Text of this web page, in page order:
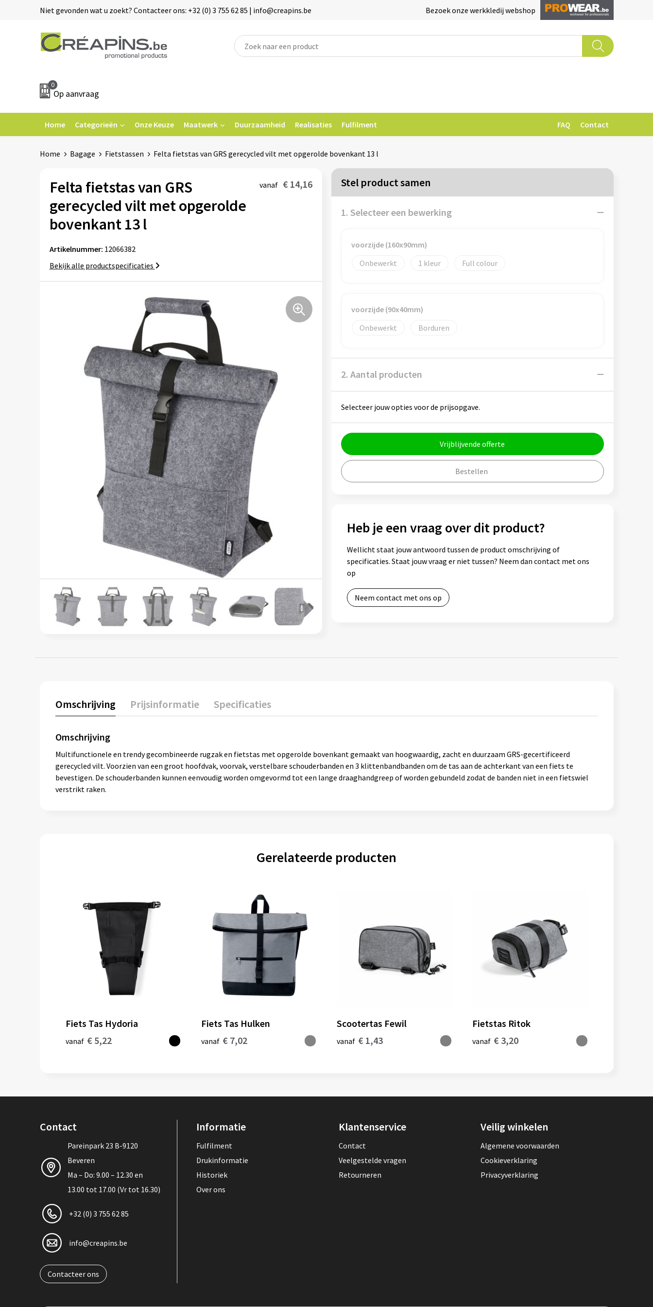
Niet gevonden wat u zoekt? Contacteer ons: +32 (0) 3 755 62 85 | info@creapins.be Bezoek onze werkkledij webshop
0
Op aanvraag
Home Categorieën Onze Keuze Maatwerk Duurzaamheid Realisaties Fulfilment FAQ Contact
Home Bagage Fietstassen Felta fietstas van GRS gerecycled vilt met opgerolde bovenkant 13 l
Felta fietstas van GRS
gerecycled vilt met opgerolde
bovenkant 13 l
vanaf € 14,16
Artikelnummer: 12066382
Bekijk alle productspecificaties
Stel product samen
1. Selecteer een bewerking
voorzijde (160x90mm)
Onbewerkt
1 Full colour
voorzijde (90x40mm)
Onbewerkt
Borduren
2. Aantal producten
Selecteer jouw opties voor de prijsopgave.
Vrijblijvende offerte
Bestellen
Heb je een vraag over dit product?
Wellicht staat jouw antwoord tussen de product omschrijving of
specificaties. Staat jouw vraag er niet tussen? Neem dan contact met ons
op
Neem contact met ons op
Omschrijving Prijsinformatie Specificaties
Omschrijving
Multifunctionele en trendy gecombineerde rugzak en fietstas met opgerolde bovenkant gemaakt van hoogwaardig, zacht en duurzaam GRS-gecertificeerd
gerecycled vilt. Voorzien van een groot hoofdvak, voorvak, verstelbare schouderbanden en 3 klittenbandbanden om de tas aan de achterkant van een fiets te
bevestigen. De schouderbanden kunnen eenvoudig worden omgevormd tot een lange draaghandgreep of worden gebundeld zodat de banden niet in een fietswiel
verstrikt raken.
Gerelateerde producten
Fiets Tas Hydoria
vanaf € 5,22
Fiets Tas Hulken
vanaf € 7,02
Scootertas Fewil
vanaf € 1,43
Fietstas Ritok
vanaf € 3,20
Contact
Pareinpark 23 B-9120
Beveren
Ma – Do: 9.00 – 12.30 en
13.00 tot 17.00 (Vr tot 16.30)
+32 (0) 3 755 62 85
info@creapins.be
Contacteer ons
Informatie
Fulfilment
Drukinformatie
Historiek
Over ons
Klantenservice
Contact
Veelgestelde vragen
Retourneren
Veilig winkelen
Algemene voorwaarden
Cookieverklaring
Privacyverklaring